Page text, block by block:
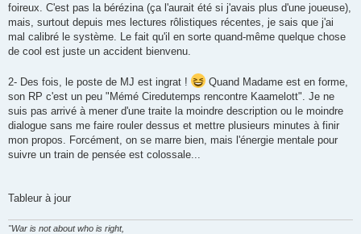
foireux. C'est pas la bérézina (ça l'aurait été si j'avais plus d'une joueuse),
mais, surtout depuis mes lectures rôlistiques récentes, je sais que j'ai
mal calibré le système. Le fait qu'il en sorte quand-même quelque chose
de cool est juste un accident bienvenu.
2- Des fois, le poste de MJ est ingrat !
Quand Madame est en forme,
son RP c'est un peu "Mémé Ciredutemps rencontre Kaamelott". Je ne
suis pas arrivé à mener d'une traite la moindre description ou le moindre
dialogue sans me faire rouler dessus et mettre plusieurs minutes à finir
mon propos. Forcément, on se marre bien, mais l'énergie mentale pour
suivre un train de pensée est colossale...
Tableur à jour
"War is not about who is right,